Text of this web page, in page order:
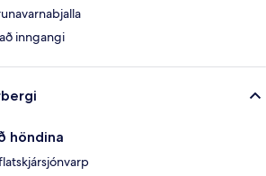
inngangi
höndina